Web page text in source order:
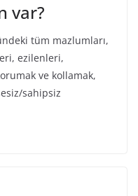
var?
tüm mazlumları,
ezilenleri,
ve kollamak,
sahipsiz